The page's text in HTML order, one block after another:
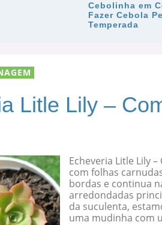
Cebolinha em
Fazer Cebola
Temperada
Litle Lily –
Echeveria Litle Lily
com folhas
bordas e continua
arredondadas
da suculenta,
uma mudinha com